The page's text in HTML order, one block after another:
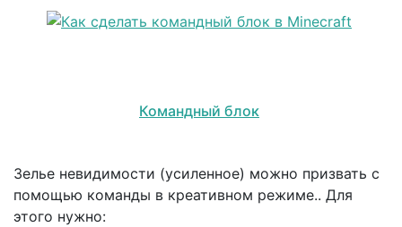
Командный блок
Зелье невидимости (усиленное) можно призвать с
помощью команды в креативном режиме.. Для
этого нужно: